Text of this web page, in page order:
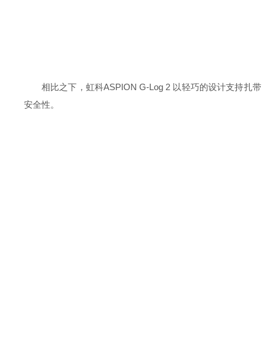
相比之下，虹科ASPION G-Log 2 以轻巧的设计支持扎
安全性。